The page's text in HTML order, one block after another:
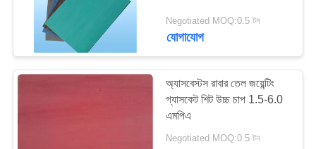
Negotiated MOQ:0.5 টন
যোগাযোগ
অ্যাসবেস্টস রাবার তেল জয়েন্টিং
গ্যাসকেট শিট উচ্চ চাপ 1.5-6.0
এমপিএ
Negotiated MOQ:0.5 টন